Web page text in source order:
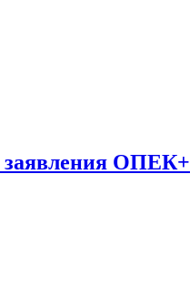
заявления ОПЕК+